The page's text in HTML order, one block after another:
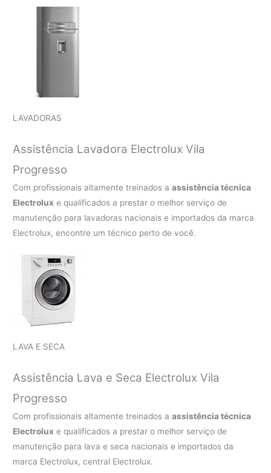
LAVADORAS
Assistência Lavadora Electrolux Vila
Progresso
Com profissionais altamente treinados aassistência técnica
Electrolux e qualificados a prestar o melhor serviço de
manutenção para lavadoras nacionais e importados da marca
Electrolux, encontre um técnico perto de você.
LAVA E SECA
Assistência Lava e Seca Electrolux Vila
Progresso
Com profissionais altamente treinados aassistência técnica
Electrolux e qualificados a prestar o melhor serviço de
manutenção para lava e seca nacionais e importados da
marca Electrolux, central Electrolux.